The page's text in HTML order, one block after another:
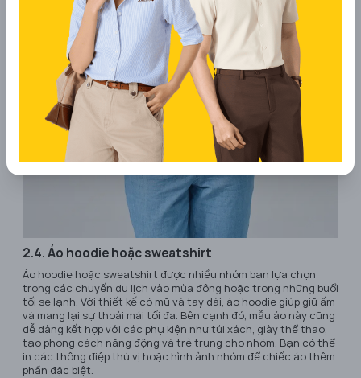
2.4. Áo hoodie hoặc sweatshirt
Áo hoodie hoặc sweatshirt được nhiều nhóm bạn lựa chọn
trong các chuyến du lịch vào mùa đông hoặc trong những buổi
tối se lạnh. Với thiết kế có mũ và tay dài, áo hoodie giúp giữ ấm
và mang lại sự thoải mái tối đa. Bên cạnh đó, mẫu áo này cũng
dễ dàng kết hợp với các phụ kiện như túi xách, giày thể thao,
tạo phong cách năng động và trẻ trung cho nhóm. Bạn có thể
in các thông điệp thú vị hoặc hình ảnh nhóm để chiếc áo thêm
phần đặc biệt.